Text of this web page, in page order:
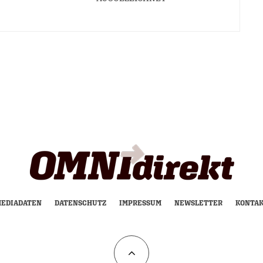
DATENSCHUTZ IMPRESSUM NEWSLETTER